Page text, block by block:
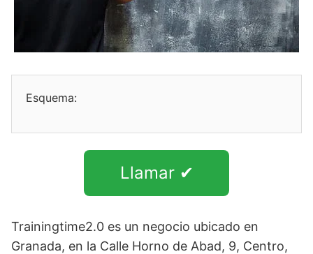
Esquema:
Llamar ✔
Trainingtime2.0 es un negocio ubicado en
Granada, en la Calle Horno de Abad, 9, Centro,